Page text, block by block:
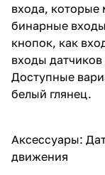
входа, которые
бинарные
кнопок, как
входы
Доступные
белый глянец.
Аксессуары:
движения